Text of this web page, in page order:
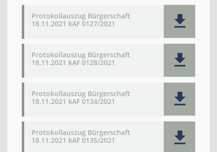
Protokollauszug Bürgerschaft
18.11.2021 kAF 0127/2021
Protokollauszug Bürgerschaft
18.11.2021 kAF 0128/2021
Protokollauszug Bürgerschaft
18.11.2021 kAF 0134/2021
Protokollauszug Bürgerschaft
18.11.2021 kAF 0135/2021